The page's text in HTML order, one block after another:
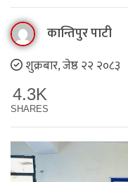
कान्तिपुर पाटी
शुक्रबार, जेष्ठ २२ २०८३
4.3K
SHARES